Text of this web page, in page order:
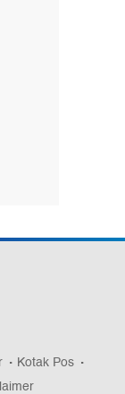
Kotak Pos